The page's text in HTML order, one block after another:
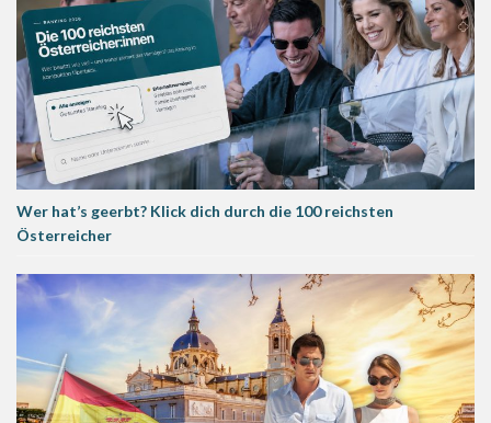
Wer hat’s geerbt? Klick dich durch die 100 reichsten
Österreicher